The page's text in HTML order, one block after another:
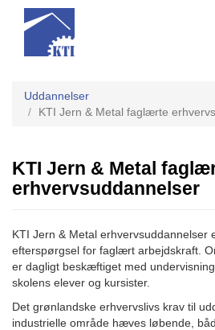
Uddannelser
KTI Jern & Metal faglærte
KTI Jern & Metal
erhvervsuddannelser
KTI Jern & Metal erhvervsuddannelser
efterspørgsel for faglært arbejdskraft.
er dagligt beskæftiget med
skolens elever og kursister.
Det grønlandske erhvervslivs krav til
industrielle område hæves løbende,